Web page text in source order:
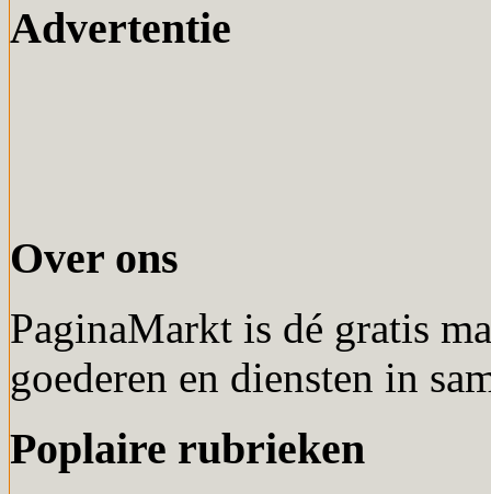
Advertentie
Over ons
PaginaMarkt is dé gratis
goederen en diensten in
Poplaire rubrieken